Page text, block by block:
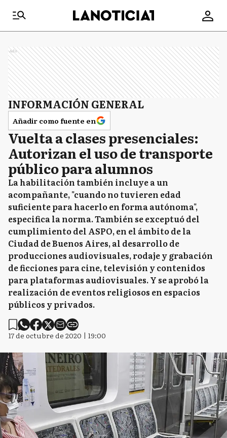
Ads
INFORMACIÓN GENERAL
Añadir como fuente en
Vuelta a clases presenciales:
Autorizan el uso de transporte
público para alumnos
La habilitación también incluye a un
acompañante, "cuando no tuvieren edad
suficiente para hacerlo en forma autónoma",
especifica la norma. También se exceptuó del
cumplimiento del ASPO, en el ámbito de la
Ciudad de Buenos Aires, al desarrollo de
producciones audiovisuales, rodaje y grabación
de ficciones para cine, televisión y contenidos
para plataformas audiovisuales. Y se aprobó la
realización de eventos religiosos en espacios
públicos y privados.
17 de octubre de 2020 | 19:00